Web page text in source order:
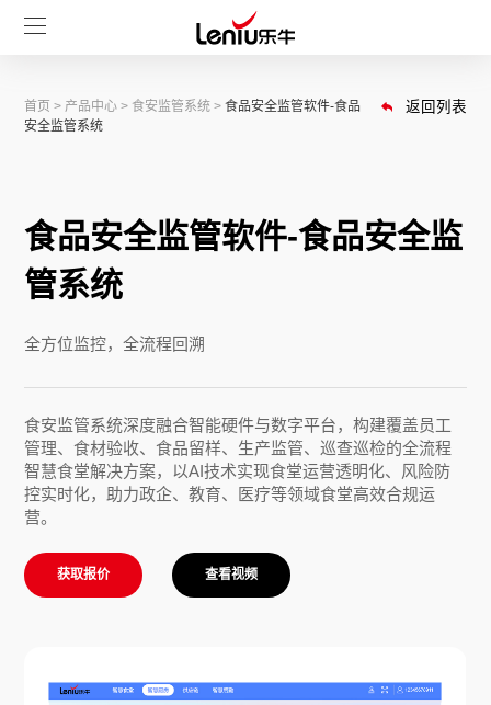
首页 > 产品中心 > 食安监管系统 >食品安全监管软件-食品
安全监管系统
返回列表
食品安全监管软件-食品安全监
管系统
全方位监控，全流程回溯
食安监管系统深度融合智能硬件与数字平台，构建覆盖员工
管理、食材验收、食品留样、生产监管、巡查巡检的全流程
智慧食堂解决方案，以AI技术实现食堂运营透明化、风险防
控实时化，助力政企、教育、医疗等领域食堂高效合规运
营。
获取报价 查看视频